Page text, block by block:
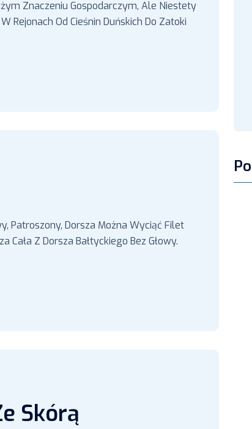
Znaczeniu Gospodarczym, Ale Niestety
Rejonach Od Cieśnin Duńskich Do Zatoki
Patroszony, Dorsza Można Wyciąć Filet
Cała Z Dorsza Bałtyckiego Bez Głowy.
Skórą